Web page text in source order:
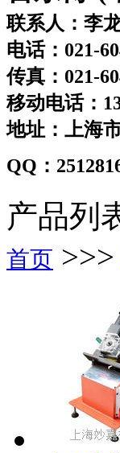
联系人：李
电话：021-
传真：021-
移动电话：
地址：上海
QQ：
产品列
首页 >>>